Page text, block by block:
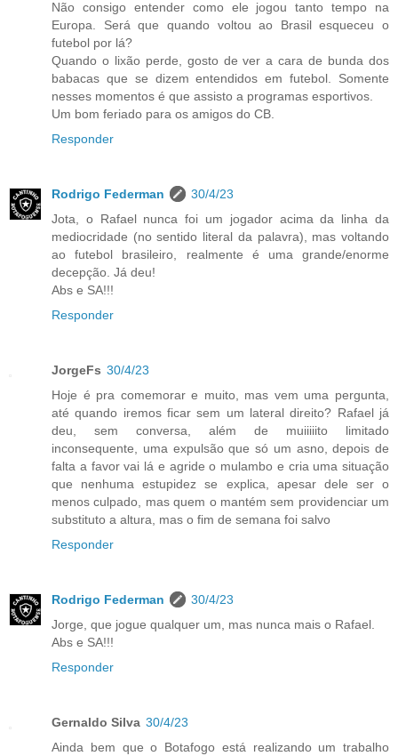
Não consigo entender como ele jogou tanto tempo na
Europa. Será que quando voltou ao Brasil esqueceu o
futebol por lá?
Quando o lixão perde, gosto de ver a cara de bunda dos
babacas que se dizem entendidos em futebol. Somente
nesses momentos é que assisto a programas esportivos.
Um bom feriado para os amigos do CB.
Responder
Rodrigo Federman
30/4/23
Jota, o Rafael nunca foi um jogador acima da linha da
mediocridade (no sentido literal da palavra), mas voltando
ao futebol brasileiro, realmente é uma grande/enorme
decepção. Já deu!
Abs e SA!!!
Responder
JorgeFs 30/4/23
Hoje é pra comemorar e muito, mas vem uma pergunta,
até quando iremos ficar sem um lateral direito? Rafael já
deu, sem conversa, além de muiiiiito limitado
inconsequente, uma expulsão que só um asno, depois de
falta a favor vai lá e agride o mulambo e cria uma situação
que nenhuma estupidez se explica, apesar dele ser o
menos culpado, mas quem o mantém sem providenciar um
substituto a altura, mas o fim de semana foi salvo
Responder
Rodrigo Federman
30/4/23
Jorge, que jogue qualquer um, mas nunca mais o Rafael.
Abs e SA!!!
Responder
Gernaldo Silva 30/4/23
Ainda bem que o Botafogo está realizando um trabalho